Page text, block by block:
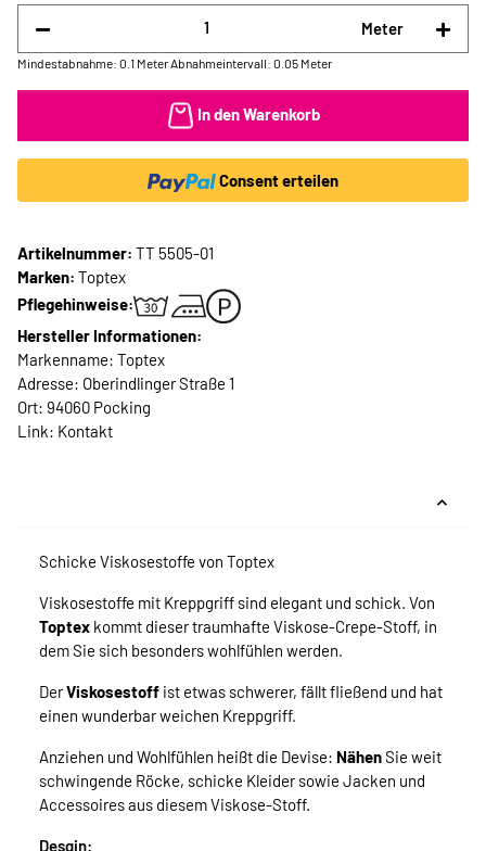
Meter
Mindestabnahme: 0.1 Meter Abnahmeintervall: 0.05 Meter
In den Warenkorb
Consent erteilen
Artikelnummer: TT 5505-01
Marken: Toptex
Pflegehinweise:
Hersteller Informationen:
Markenname: Toptex
Adresse: Oberindlinger Straße 1
Ort: 94060 Pocking
Link: Kontakt
Schicke Viskosestoffe von Toptex
Viskosestoffe mit Kreppgriff sind elegant und schick. Von
Toptex kommt dieser traumhafte Viskose-Crepe-Stoff, in
dem Sie sich besonders wohlfühlen werden.
DerViskosestoff ist etwas schwerer, fällt fließend und hat
einen wunderbar weichen Kreppgriff.
Anziehen und Wohlfühlen heißt die Devise: NähenSie weit
schwingende Röcke, schicke Kleider sowie Jacken und
Accessoires aus diesem Viskose-Stoff.
Desgin: